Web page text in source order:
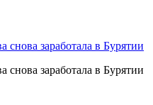
снова заработала в Бурятии
снова заработала в Бурятии